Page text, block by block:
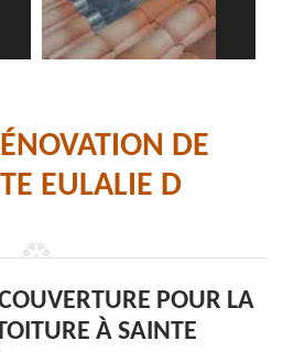
DE
EULALIE D
POUR LA
À SAINTE